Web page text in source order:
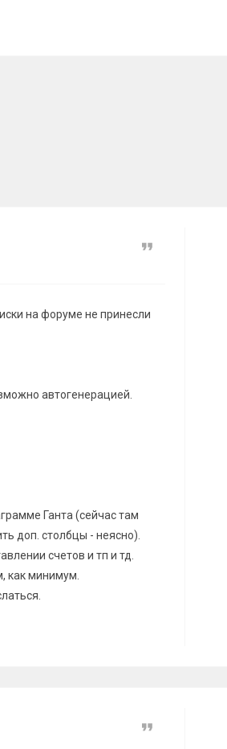
поиск
Цитата
на форуме не принесли
автогенерацией.
Ганта (сейчас там
доп. столбцы - неясно).
счетов и тп и тд.
как минимум.
Цитата